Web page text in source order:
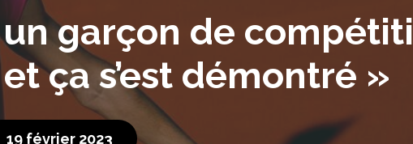
garçon de
ça s’est démontré »
19 février 2023